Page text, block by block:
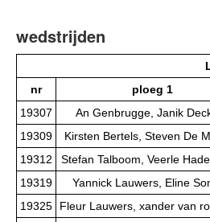
wedstrijden
nr
ploeg 1
19307
An Genbrugge, Janik
19309
Kirsten Bertels, Steven De
19312
Stefan Talboom, Veerle
19319
Yannick Lauwers, Eline
19325
Fleur Lauwers, xander van